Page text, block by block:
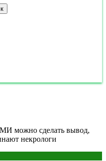
можно сделать вывод,
некрологи